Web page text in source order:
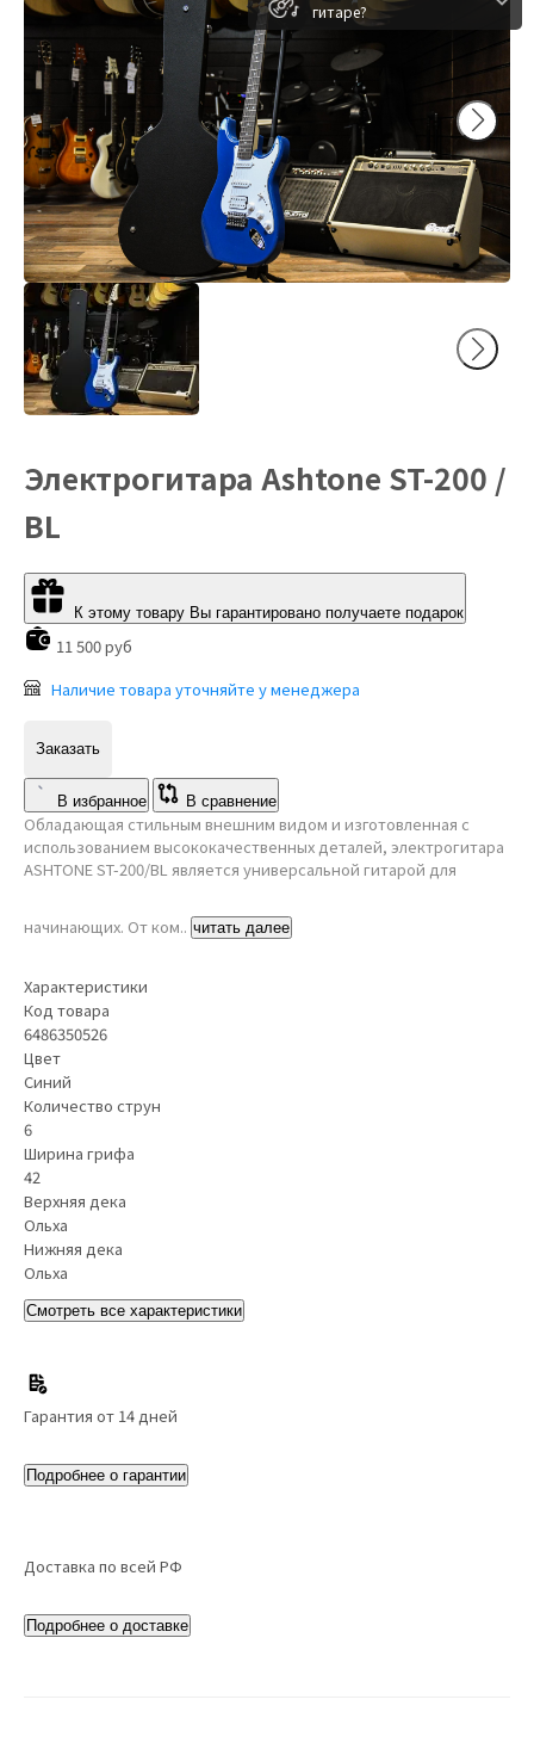
гитаре?
Электрогитара Ashtone ST-200 /
BL
К этому товару Вы гарантировано получаете подарок
11 500 руб
Наличие товара уточняйте у менеджера
Заказать
В избранное В сравнение
Обладающая стильным внешним видом и изготовленная с
использованием высококачественных деталей, электрогитара
ASHTONE ST-200/BL является универсальной гитарой для
начинающих. От ком.. читать далее
Характеристики
Код товара
6486350526
Цвет
Синий
Количество струн
6
Ширина грифа
42
Верхняя дека
Ольха
Нижняя дека
Ольха
Смотреть все характеристики
Гарантия от 14 дней
Подробнее о гарантии
Доставка по всей РФ
Подробнее о доставке